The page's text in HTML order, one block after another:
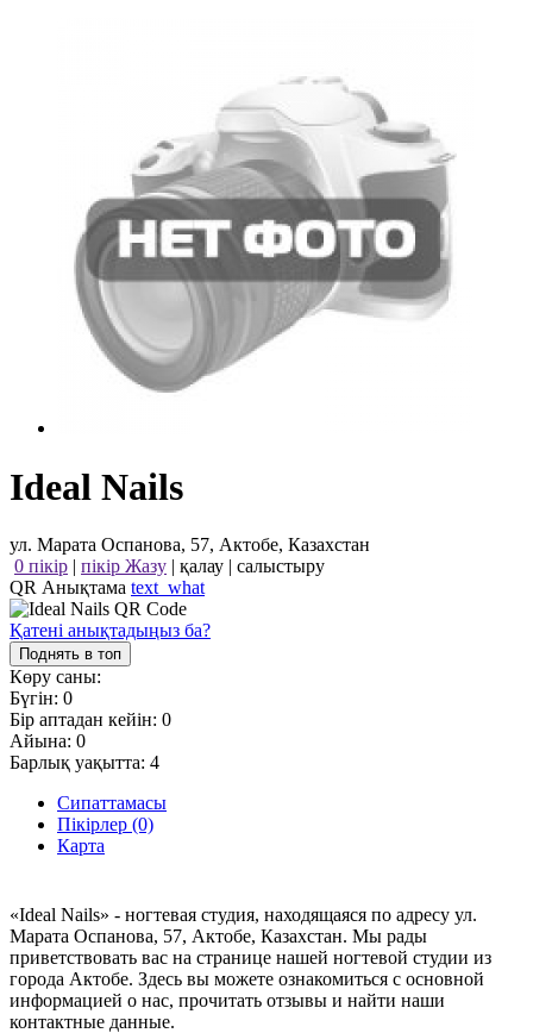
Ideal Nails
ул. Марата Оспанова, 57, Актобе, Казахстан
0 пікір | пікір Жазу | қалау | салыстыру
QR Анықтама text_what
Қатені анықтадыңыз ба?
Поднять в топ
Көру саны:
Бүгін: 0
Бір аптадан кейін: 0
Айына: 0
Барлық уақытта: 4
Сипаттамасы
Пікірлер (0)
Карта
«Ideal Nails» - ногтевая студия, находящаяся по адресу ул.
Марата Оспанова, 57, Актобе, Казахстан. Мы рады
приветствовать вас на странице нашей ногтевой студии из
города Актобе. Здесь вы можете ознакомиться с основной
информацией о нас, прочитать отзывы и найти наши
контактные данные.